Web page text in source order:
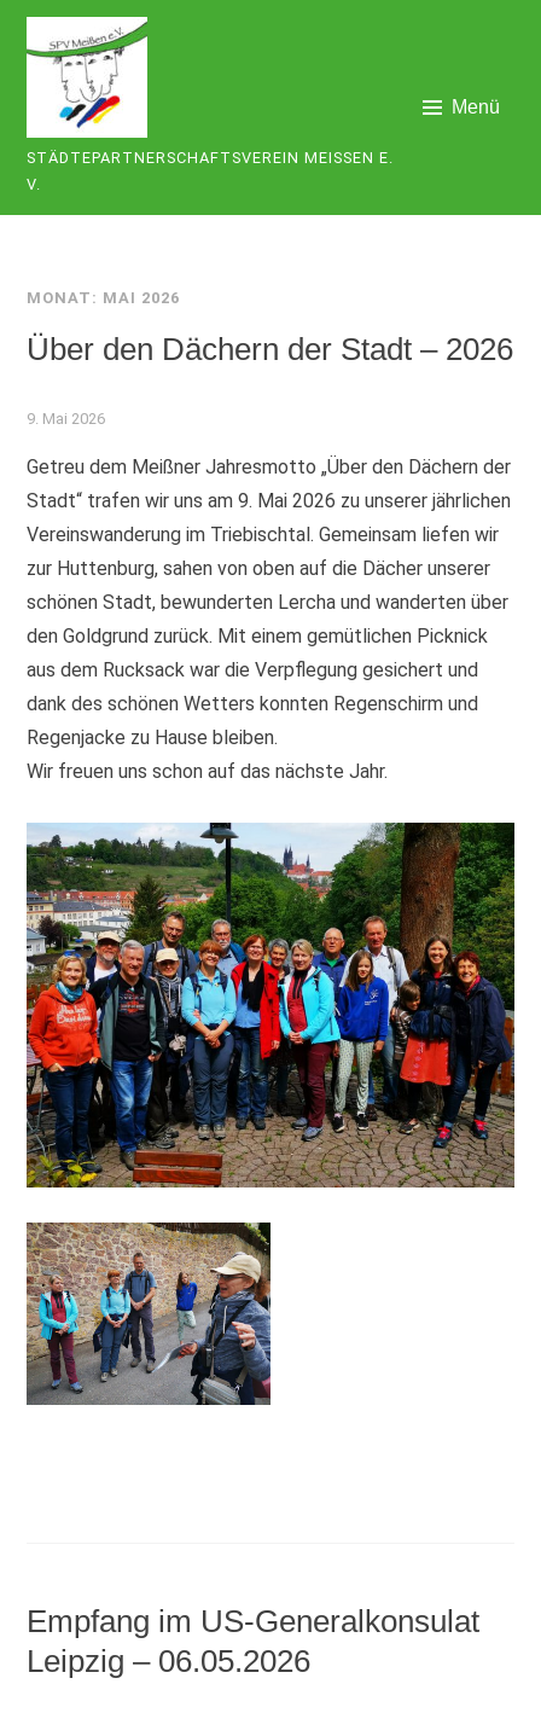
Zum
Inhalt
springen
STÄDTEPARTNERSCHAFTSVEREIN MEISSEN E. V
.
Menü
MONAT: MAI 2026
Über den Dächern der Stadt – 2026
9. Mai 2026
Getreu dem Meißner Jahresmotto „Über den Dächern der
Stadt“ trafen wir uns am 9. Mai 2026 zu unserer jährlichen
Vereinswanderung im Triebischtal. Gemeinsam liefen wir
zur Huttenburg, sahen von oben auf die Dächer unserer
schönen Stadt, bewunderten Lercha und wanderten über
den Goldgrund zurück. Mit einem gemütlichen Picknick
aus dem Rucksack war die Verpflegung gesichert und
dank des schönen Wetters konnten Regenschirm und
Regenjacke zu Hause bleiben.
Wir freuen uns schon auf das nächste Jahr.
Empfang im US-Generalkonsulat
Leipzig – 06.05.2026